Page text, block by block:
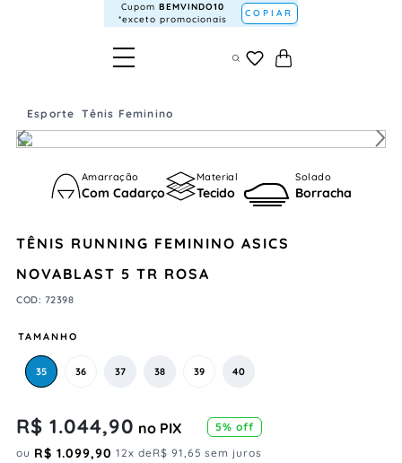
Cupom BEMVINDO10
*exceto promocionais
COPIAR
Esporte Tênis Feminino
Amarração
Com Cadarço
Material
Tecido
Solado
Borracha
TÊNIS RUNNING FEMININO ASICS
NOVABLAST 5 TR ROSA
COD: 72398
TAMANHO
35 36 37 38 39 40
R$ 1.044,90 no PIX 5% off
ou R$ 1.099,90 12x deR$ 91,65 sem juros